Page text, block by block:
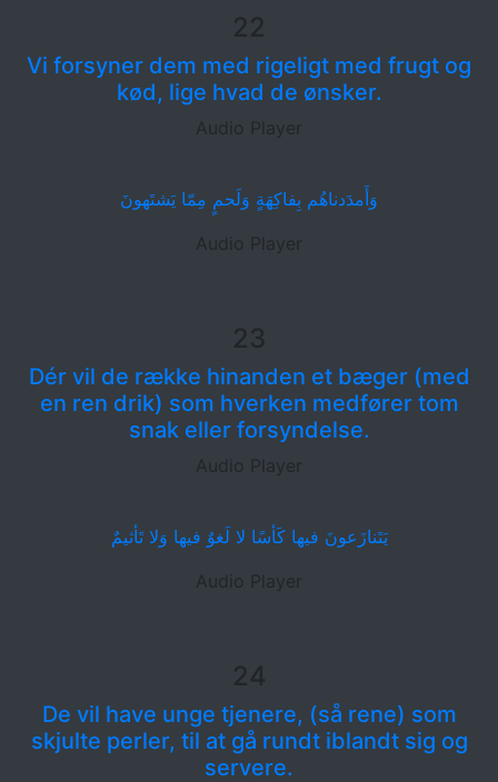
22
Vi forsyner dem med rigeligt med frugt og
kød, lige hvad de ønsker.
Audio Player
وَأَمدَدناهُم بِفاكِهَةٍ وَلَحمٍ مِمّا يَشتَهونَ
Audio Player
23
Dér vil de række hinanden et bæger (med
en ren drik) som hverken medfører tom
snak eller forsyndelse.
Audio Player
يَتَنازَعونَ فيها كَأسًا لا لَغوٌ فيها وَلا تَأثيمٌ
Audio Player
24
De vil have unge tjenere, (så rene) som
skjulte perler, til at gå rundt iblandt sig og
servere.